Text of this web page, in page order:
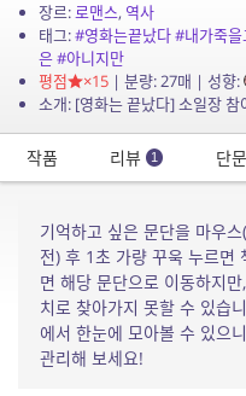
장르:로맨스, 역사
태그:#영화는끝났다#내가죽을
은#아니지만
평점
×15| 분량: 27매 | 성향:
작품 리뷰 1 단
기억하고 싶은 문단을 마우
전) 후 1초 가량 꾸욱 누르면
면 해당 문단으로 이동하지
치로 찾아가지 못할 수 있습
에서 한눈에 모아볼 수 있으
관리해 보세요!